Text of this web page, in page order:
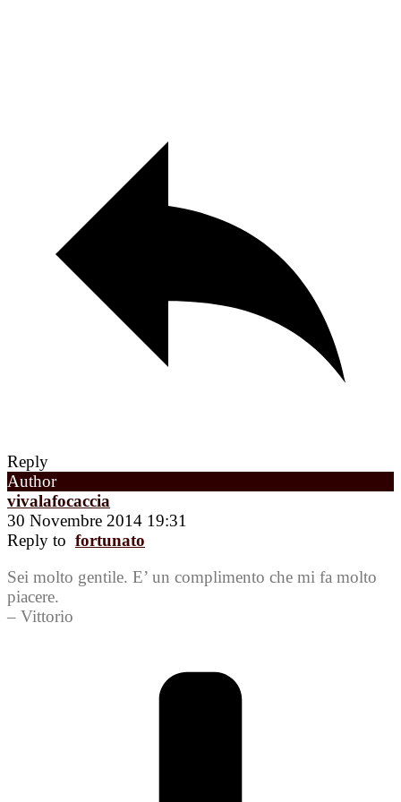
Reply
Author
vivalafocaccia
30 Novembre 2014 19:31
Reply to fortunato
Sei molto gentile. E’ un complimento che mi fa molto
piacere.
– Vittorio